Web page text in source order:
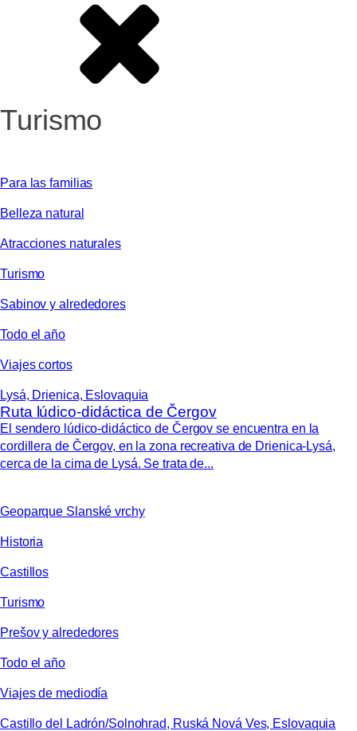
Turismo
Para las familias
Belleza natural
Atracciones naturales
Turismo
Sabinov y alrededores
Todo el año
Viajes cortos
Lysá, Drienica, Eslovaquia
Ruta lúdico-didáctica de Čergov
El sendero lúdico-didáctico de Čergov se encuentra en la
cordillera de Čergov, en la zona recreativa de Drienica-Lysá,
cerca de la cima de Lysá. Se trata de...
Geoparque Slanské vrchy
Historia
Castillos
Turismo
Prešov y alrededores
Todo el año
Viajes de mediodía
Castillo del Ladrón/Solnohrad, Ruská Nová Ves, Eslovaquia